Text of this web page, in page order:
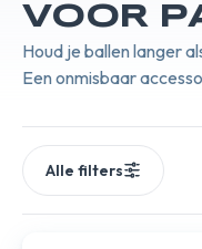
VOOR
Houd je ballen langer
Een onmisbaar
Alle filters